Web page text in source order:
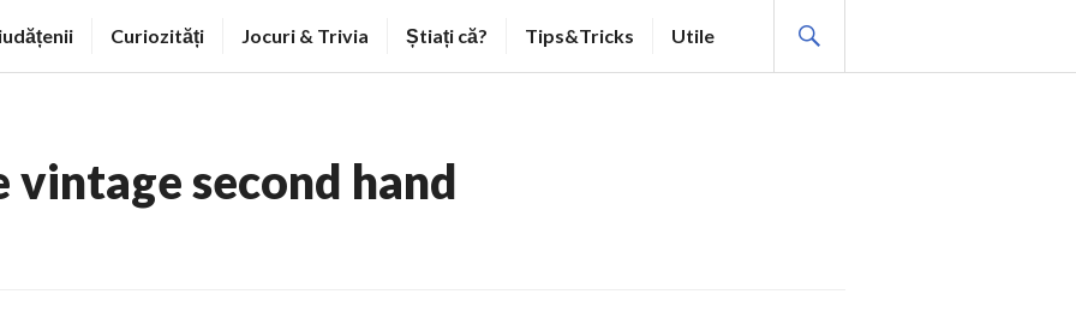
Curiozități Jocuri & Trivia Știați că? Tips&Tricks Utile
vintage second hand